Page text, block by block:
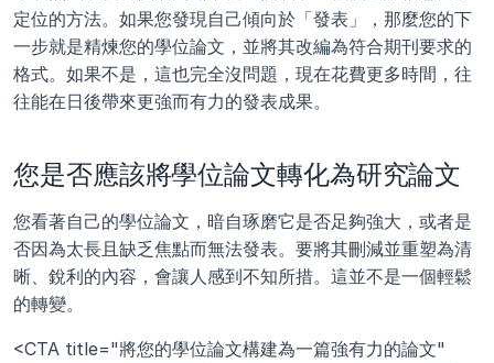
定位的方法。如果您發現自己傾向於「發表」，那麼您的下
一步就是精煉您的學位論文，並將其改編為符合期刊要求的
格式。如果不是，這也完全沒問題，現在花費更多時間，往
往能在日後帶來更強而有力的發表成果。
您是否應該將學位論文轉化為研究論文
您看著自己的學位論文，暗自琢磨它是否足夠強大，或者是
否因為太長且缺乏焦點而無法發表。要將其刪減並重塑為清
晰、銳利的內容，會讓人感到不知所措。這並不是一個輕鬆
的轉變。
<CTA title="將您的學位論文構建為一篇強有力的論文"